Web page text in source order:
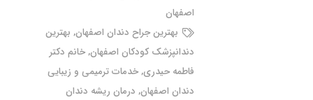
اصفهان
بهترین جراح دندان اصفهان, بهترین
دندانپزشک کودکان اصفهان,خانم دکتر
فاطمه حیدری,خدمات ترمیمی و زیبایی
دندان اصفهان, درمان ریشه دندان